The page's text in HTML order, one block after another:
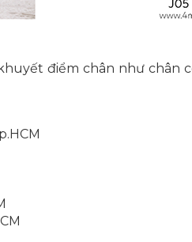
điểm chân như chân